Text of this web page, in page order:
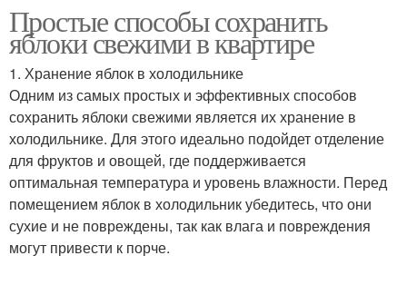
Простые способы сохранить
яблоки свежими в квартире
1. Хранение яблок в холодильнике
Одним из самых простых и эффективных способов
сохранить яблоки свежими является их хранение в
холодильнике. Для этого идеально подойдет отделение
для фруктов и овощей, где поддерживается
оптимальная температура и уровень влажности. Перед
помещением яблок в холодильник убедитесь, что они
сухие и не повреждены, так как влага и повреждения
могут привести к порче.